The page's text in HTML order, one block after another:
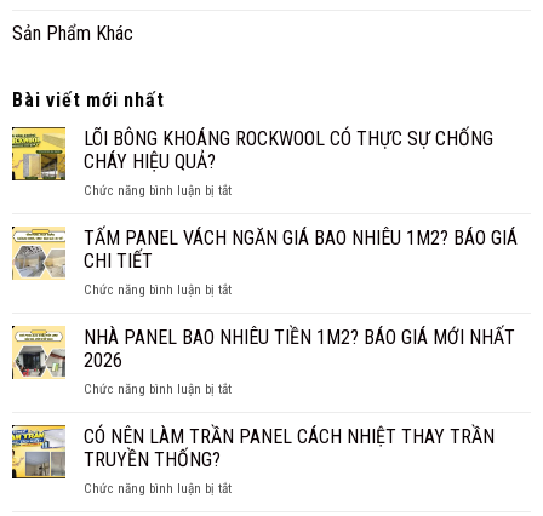
Sản Phẩm Khác
Bài viết mới nhất
LÕI BÔNG KHOÁNG ROCKWOOL CÓ THỰC SỰ CHỐNG
CHÁY HIỆU QUẢ?
Chức năng bình luận bị tắtở
BÔNG
CÓ
SỰ
HIỆU
TẤM PANEL VÁCH NGĂN GIÁ BAO NHIÊU 1M2? BÁO GIÁ
CHI TIẾT
Chức năng bình luận bị tắtở
PANEL
GIÁ
NHIÊU
GIÁ
NHÀ PANEL BAO NHIÊU TIỀN 1M2? BÁO GIÁ MỚI NHẤT
2026
Chức năng bình luận bị tắtở
PANEL
TIỀN
CÓ NÊN LÀM TRẦN PANEL CÁCH NHIỆT THAY TRẦN
TRUYỀN THỐNG?
Chức năng bình luận bị tắtở